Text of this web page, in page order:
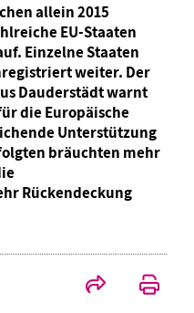
allein 2015
EU-Staaten
Einzelne Staaten
weiter. Der
Dauderstädt warnt
die Europäische
Unterstützung
bräuchten mehr
Rückendeckung